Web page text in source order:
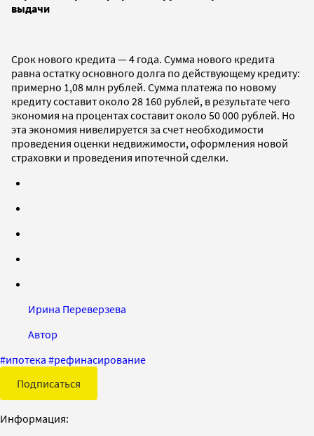
выдачи
Срок нового кредита — 4 года. Сумма нового кредита
равна остатку основного долга по действующему кредиту:
примерно 1,08 млн рублей. Сумма платежа по новому
кредиту составит около 28 160 рублей, в результате чего
экономия на процентах составит около 50 000 рублей. Но
эта экономия нивелируется за счет необходимости
проведения оценки недвижимости, оформления новой
страховки и проведения ипотечной сделки.
Ирина Переверзева
Автор
#ипотека #рефинасирование
Подписаться
Информация: